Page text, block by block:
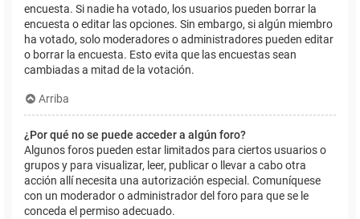
encuesta. Si nadie ha votado, los usuarios pueden borrar la
encuesta o editar las opciones. Sin embargo, si algún miembro
ha votado, solo moderadores o administradores pueden editar
o borrar la encuesta. Esto evita que las encuestas sean
cambiadas a mitad de la votación.
Arriba
¿Por qué no se puede acceder a algún foro?
Algunos foros pueden estar limitados para ciertos usuarios o
grupos y para visualizar, leer, publicar o llevar a cabo otra
acción allí necesita una autorización especial. Comuníquese
con un moderador o administrador del foro para que se le
conceda el permiso adecuado.